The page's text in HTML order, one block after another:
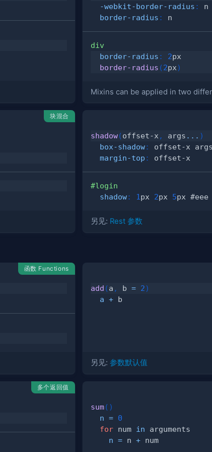
-webkit-border-radius :
n
border-radius : n
div
border-radius : 2px
border-radius (2px)
Mixins can be applied in two
块混合
shadow(offset-x , args ... )
box-shadow:
offset-x args
margin-top : offset-x
#login
shadow: 1 px 2px 5px #eee
另见: Rest 参数
函数 Functions
add (a , b = 2)
a + b
另见:参数默认值
多个返回值
sum( )
n = 0
for num in arguments
n = n + num